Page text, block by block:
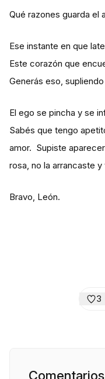
Qué razones guarda el
Ese instante en que
Este corazón que
Generás eso,
El ego se pincha y se
Sabés que tengo
amor. Supiste
rosa, no la arrancaste
Bravo, León.
3
Comentarios